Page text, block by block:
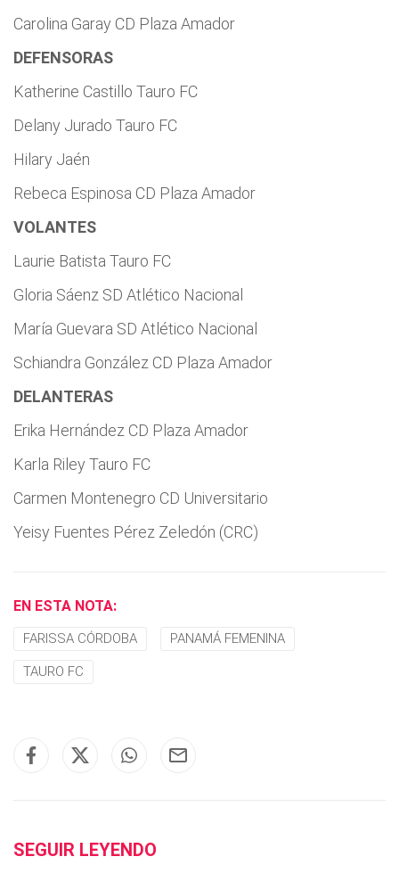
Carolina Garay CD Plaza Amador
DEFENSORAS
Katherine Castillo Tauro FC
Delany Jurado Tauro FC
Hilary Jaén
Rebeca Espinosa CD Plaza Amador
VOLANTES
Laurie Batista Tauro FC
Gloria Sáenz SD Atlético Nacional
María Guevara SD Atlético Nacional
Schiandra González CD Plaza Amador
DELANTERAS
Erika Hernández CD Plaza Amador
Karla Riley Tauro FC
Carmen Montenegro CD Universitario
Yeisy Fuentes Pérez Zeledón (CRC)
EN ESTA NOTA:
FARISSA CÓRDOBA PANAMÁ FEMENINA
TAURO FC
SEGUIR LEYENDO